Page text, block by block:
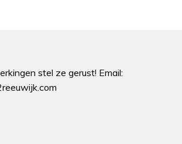
stel ze gerust! Email: